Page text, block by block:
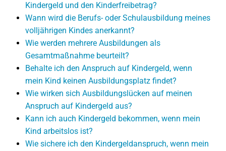
Kindergeld und den Kinderfreibetrag?
Wann wird die Berufs- oder Schulausbildung meines
volljährigen Kindes anerkannt?
Wie werden mehrere Ausbildungen als
Gesamtmaßnahme beurteilt?
Behalte ich den Anspruch auf Kindergeld, wenn
mein Kind keinen Ausbildungsplatz findet?
Wie wirken sich Ausbildungslücken auf meinen
Anspruch auf Kindergeld aus?
Kann ich auch Kindergeld bekommen, wenn mein
Kind arbeitslos ist?
Wie sichere ich den Kindergeldanspruch, wenn mein